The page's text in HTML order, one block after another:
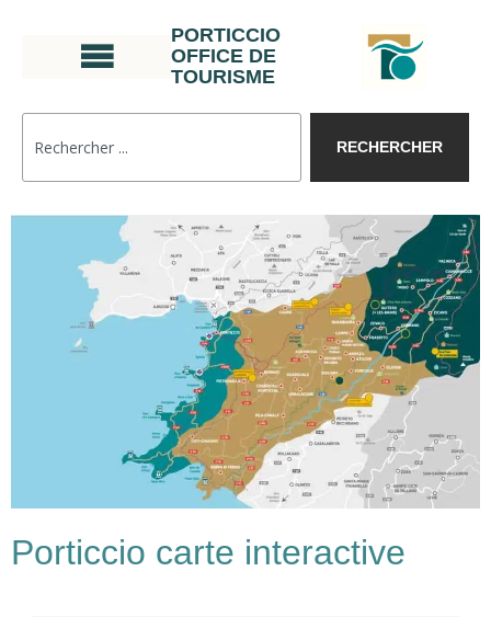
PORTICCIO
OFFICE DE
TOURISME
RECHERCHER
Porticcio carte interactive